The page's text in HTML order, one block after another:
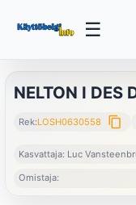
☰
NELTON I DES
Rek:LOSH0630558 content_copy
Kasvattaja: Luc
Omistaja: